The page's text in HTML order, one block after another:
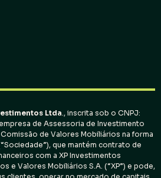
Ltda ., inscrita sob o CNPJ:
de Assessoria de Investimento
de Valores Mobiliários na forma
que mantém contrato de
com a XP Investimentos
e Valores Mobiliários S.A. (“XP”) e pode,